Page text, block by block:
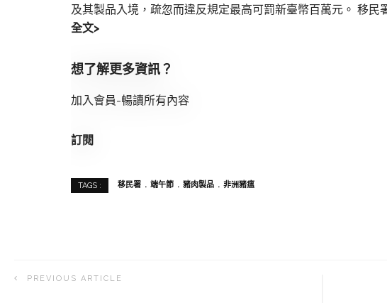
及其製品入境，疏忽而違反規定最高可罰新臺幣百萬元。 移民
全文>
想了解更多資訊？
加入會員-暢讀所有內容
訂閱
TAGS : 移民署 端午節 豬肉製品 非洲豬瘟
PREVIOUS ARTICLE